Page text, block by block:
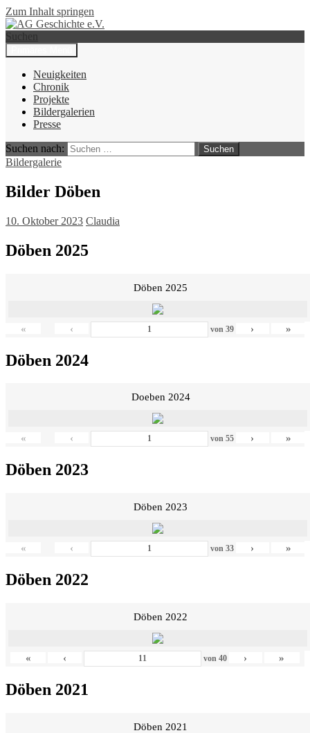
Zum Inhalt springen
AG Geschichte e.V.
Suchen
Neuigkeiten
Chronik
Projekte
Bildergalerien
Presse
Suchen nach:
Bildergalerie
Bilder Döben
10. Oktober 2023 Claudia
Döben 2025
Döben 2025
« ‹ von 39 › »
Döben 2024
Doeben 2024
« ‹ von 55 › »
Döben 2023
Döben 2023
« ‹ von 33 › »
Döben 2022
Döben 2022
« ‹ von 40 › »
Döben 2021
Döben 2021